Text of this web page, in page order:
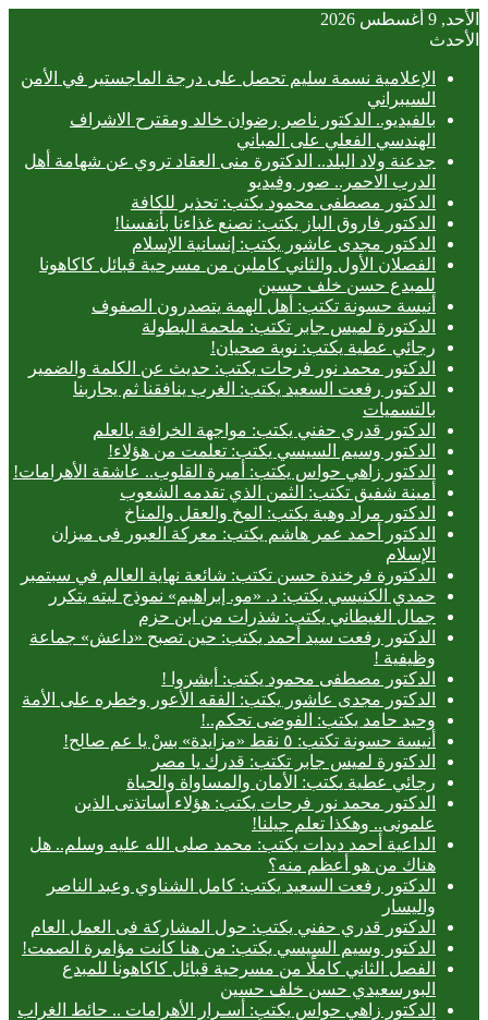
الأحد, 9 أغسطس 2026
الأحدث
الإعلامية نسمة سليم تحصل على درجة الماجستير في الأمن
السيبراني
بالفيديو.. ‎الدكتور ناصر رضوان خالد ومقترح الاشراف
الهندسي الفعلي على المباني
جدعنة ولاد البلد.. الدكتورة منى العقاد تروي عن شهامة أهل
الدرب الاحمر.. صور وفيديو
الدكتور مصطفى محمود يكتب: تحذير للكافة
الدكتور فاروق الباز يكتب: نصنع غذاءنا بأنفسنا!
الدكتور مجدى عاشور يكتب: إنسانية الإسلام
الفصلان الأول والثاني كاملين من مسرحية قبائل كاكاهونا
للمبدع حسن خلف حسين
أنيسة حسونة تكتب: أهل الهمة يتصدرون الصفوف
الدكتورة لميس جابر تكتب: ملحمة البطولة
رجائي عطية يكتب: نوبة صحيان!
الدكتور محمد نور فرحات يكتب: حديث عن الكلمة والضمير
الدكتور رفعت السعيد يكتب: الغرب ينافقنا ثم يحاربنا
بالتسميات
الدكتور قدري حفني يكتب: مواجهة الخرافة بالعلم
الدكتور وسيم السيسي يكتب: تعلمت من هؤلاء!
الدكتور زاهي حواس يكتب: أميرة القلوب.. عاشقة الأهرامات!
أمينة شفيق تكتب: الثمن الذي تقدمه الشعوب
الدكتور مراد وهبة يكتب: المخ والعقل والمناخ
الدكتور أحمد عمر هاشم يكتب: معركة العبور فى ميزان
الإسلام
الدكتورة فرخندة حسن تكتب: شائعة نهاية العالم في سبتمبر
حمدي الكنيسي يكتب: د. «مو. إبراهيم» نموذج ليته يتكرر
جمال الغيطاني يكتب: شذرات من ابن حزم
الدكتور رفعت سيد أحمد يكتب: حين تصبح «داعش» جماعة
وظيفية !
الدكتور مصطفى محمود يكتب: أبشروا !
الدكتور مجدى عاشور يكتب: الفقه الأعور وخطره على الأمة
وحيد حامد يكتب: الفوضى تحكم..!
أنيسة حسونة تكتب: ٥ نقط «مزايدة» بسْ يا عم صالح!
الدكتورة لميس جابر تكتب: قدرك يا مصر
رجائي عطية يكتب: الأمان والمساواة والحياة
الدكتور محمد نور فرحات يكتب: هؤلاء أساتذتى الذين
علمونى.. وهكذا تعلم جيلنا!
الداعية أحمد ديدات يكتب: محمد صلى الله عليه وسلم.. هل
هناك من هو أعظم منه؟
الدكتور رفعت السعيد يكتب: كامل الشناوي وعبد الناصر
واليسار
الدكتور قدري حفني يكتب: حول المشاركة فى العمل العام
الدكتور وسيم السيسي يكتب: من هنا كانت مؤامرة الصمت!
الفصل الثاني كاملًا من مسرحية قبائل كاكاهونا للمبدع
البورسعيدي حسن خلف حسين
الدكتور زاهي حواس يكتب: أسـرار الأهرامات .. حائط الغراب